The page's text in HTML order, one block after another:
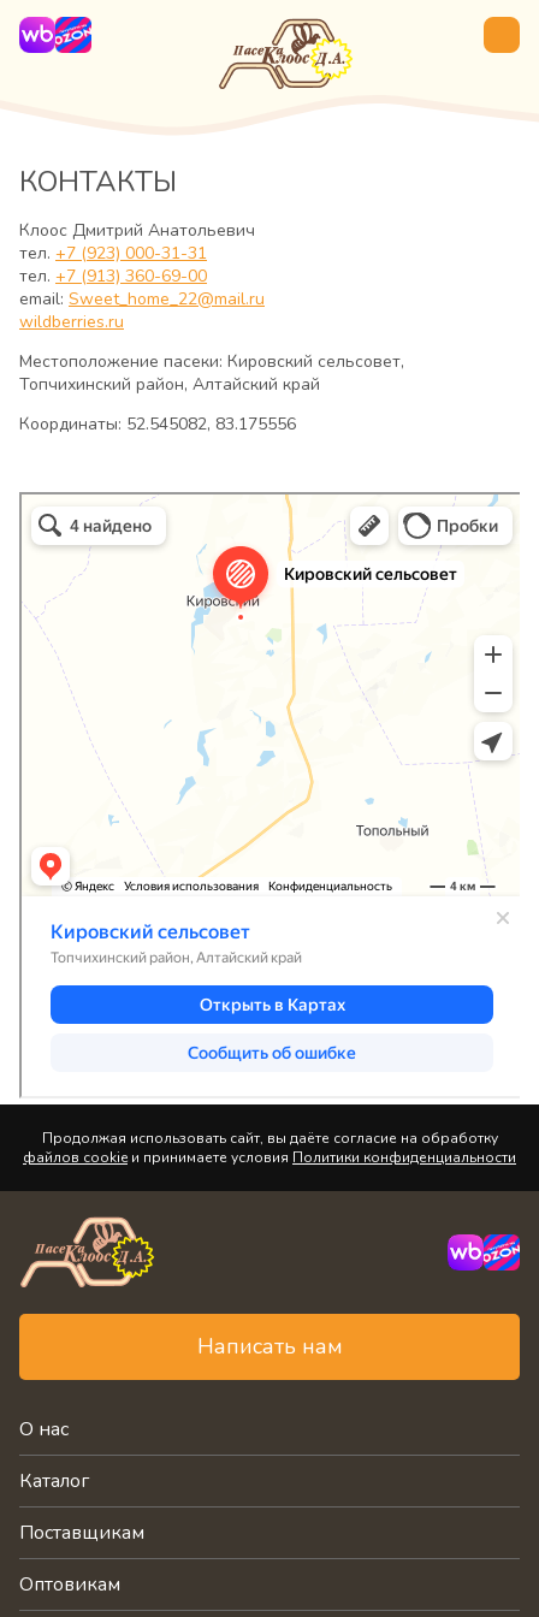
КОНТАКТЫ
Клоос Дмитрий Анатольевич
тел. +7 (923) 000-31-31
тел. +7 (913) 360-69-00
email: Sweet_home_22@mail.ru
wildberries.ru
Местоположение пасеки: Кировский сельсовет,
Топчихинский район, Алтайский край
Координаты: 52.545082, 83.175556
Кировский сельсовет — карта, фото, как добраться, координаты
Продолжая использовать сайт, вы даёте согласие на обработку
файлов cookie и принимаете условия Политики конфиденциальности
Написать нам
О нас
Каталог
Поставщикам
Оптовикам